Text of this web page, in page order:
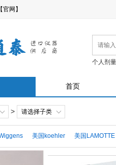
网】
个人剂
首页
> 请选择子类
美国koehler 美国LAMOTTE
美国Hygiena 美国